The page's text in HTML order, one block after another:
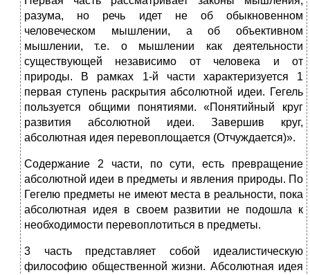
разума, но речь идет не об обыкновенном
человеческом мышлении, а об объективном
мышлении, т.е. о мышлении как деятельности
существующей независимо от человека и от
природы. В рамках 1-й части характеризуется 1
первая ступень раскрытия абсолютной идеи. Гегель
пользуется общими понятиями. «Понятийный круг
развития абсолютной идеи. Завершив круг,
абсолютная идея перевоплощается (Отчуждается)».
Содержание 2 части, по сути, есть превращение
абсолютной идеи в предметы и явления природы. По
Гегелю предметы не имеют места в реальности, пока
абсолютная идея в своем развитии не подошла к
необходимости перевоплотиться в предметы.
3 часть представляет собой идеалистическую
философию общественной жизни. Абсолютная идея